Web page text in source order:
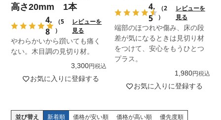
やわらかいから躓いても痛く
ない。木目調の見切り材。
高さ20mm 1本
4.
8
（5
）
レビューを
見る
3,300 税込
お気に入りに登録する
端部のほつれや傷み、床の段
差が気になるときは見切り材
をつけて、安心をもうひとつ
プラス。
4.
5
（2
）
レビューを
見る
1,980 税込
お気に入りに登録する
並び替え 新着順 価格が安い順 価格が高い順 優先度順